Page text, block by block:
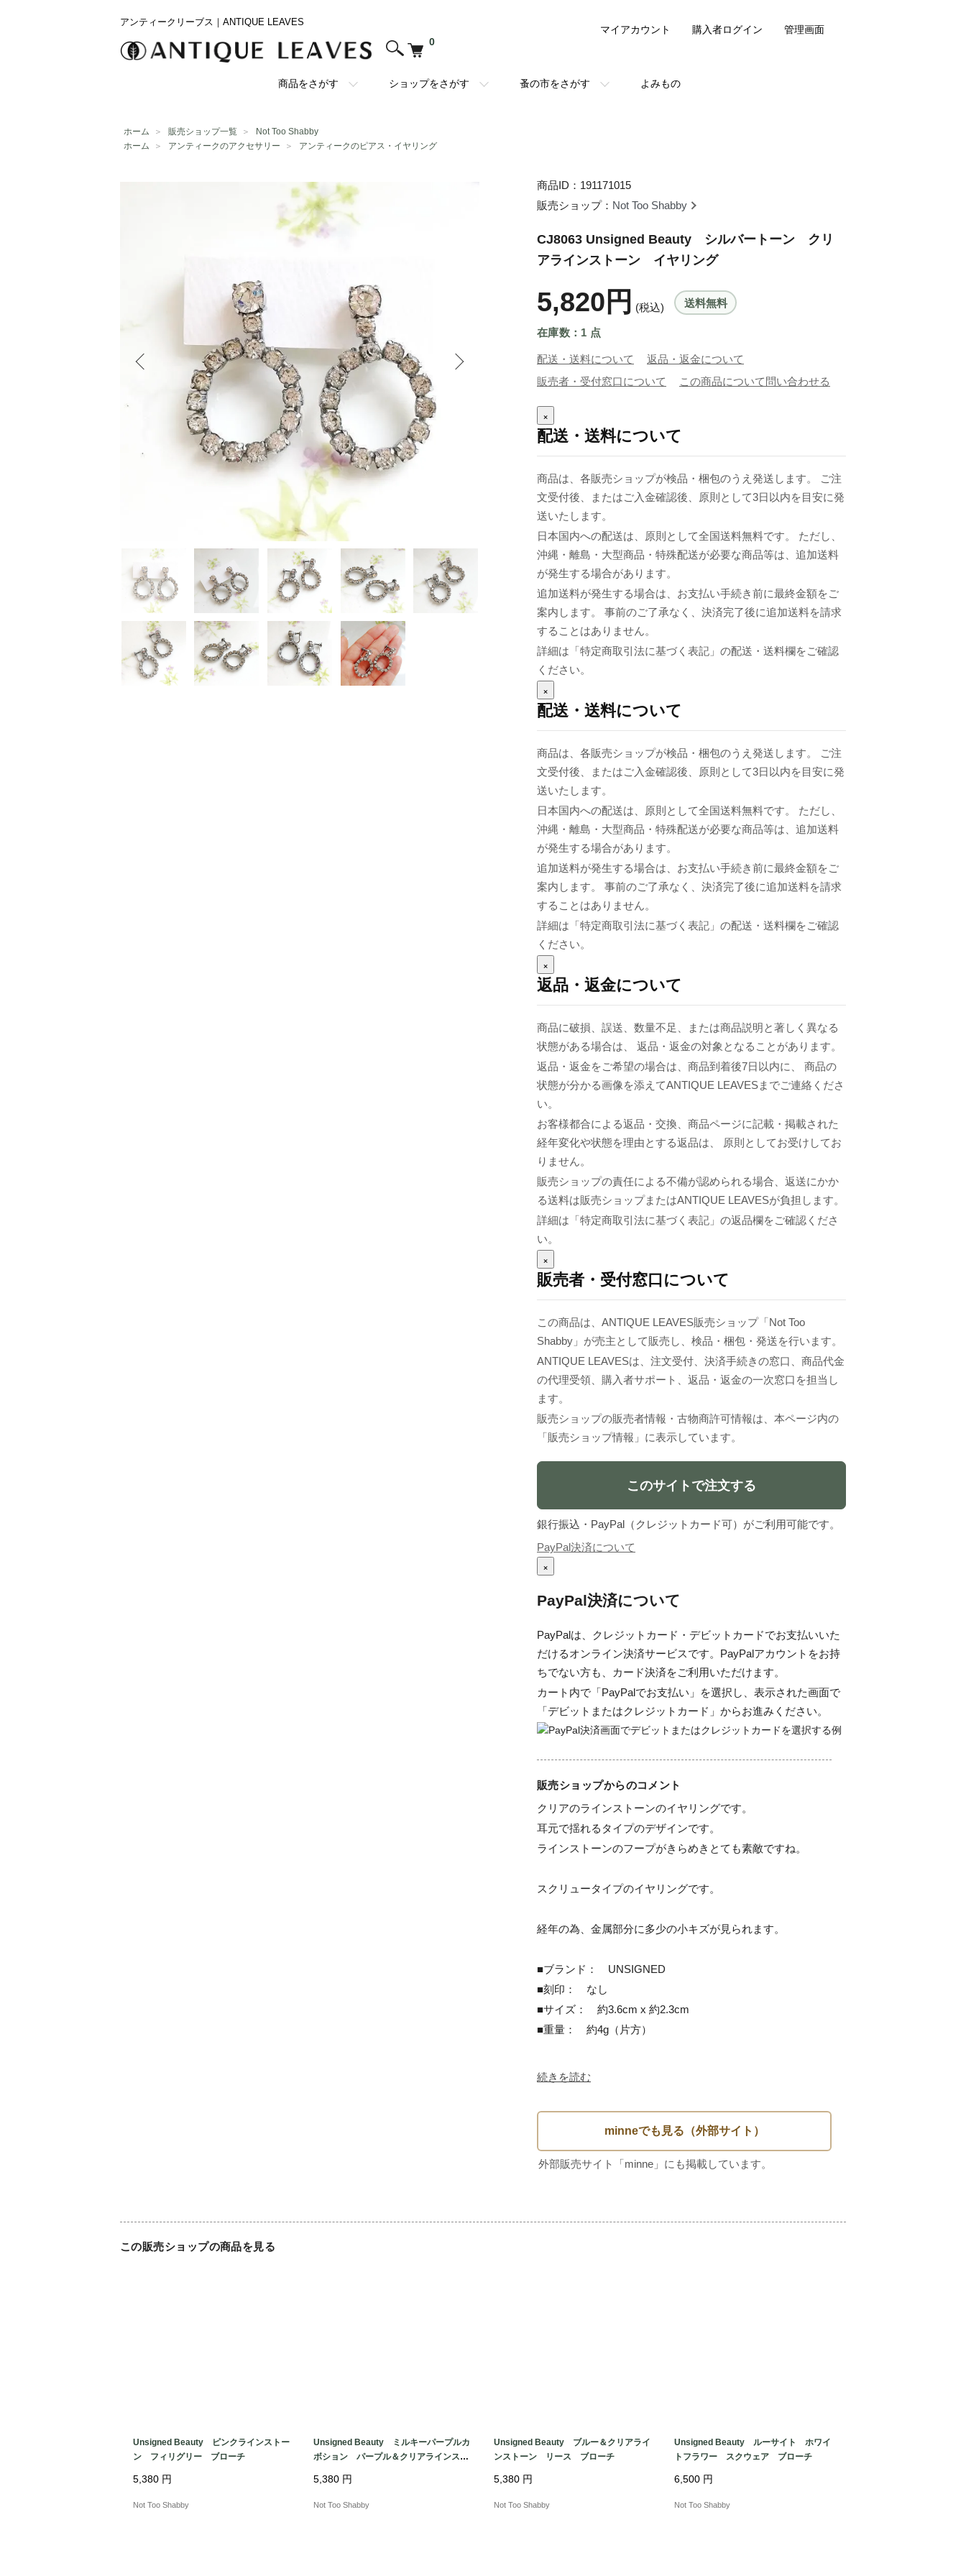
アンティークリーブス｜ANTIQUE LEAVES
0
商品をさがす ショップをさがす 蚤の市をさがす よみもの
マイアカウント 購入者ログイン 管理画面
ホーム ＞ 販売ショップ一覧 ＞
Not Too Shabby
ホーム
＞ アンティークのアクセサリー ＞ アンティークのピアス・イヤリング
商品ID：191171015
販売ショップ： Not Too Shabby
CJ8063 Unsigned Beauty シルバートーン クリ
アラインストーン イヤリング
5,820円 (税込) 送料無料
在庫数：1 点
配送・送料について
返品・返金について
販売者・受付窓口について
この商品について問い合わせる
×
配送・送料について
商品は、各販売ショップが検品・梱包のうえ発送します。 ご注
文受付後、またはご入金確認後、原則として3日以内を目安に発
送いたします。
日本国内への配送は、原則として全国送料無料です。 ただし、
沖縄・離島・大型商品・特殊配送が必要な商品等は、追加送料
が発生する場合があります。
追加送料が発生する場合は、お支払い手続き前に最終金額をご
案内します。 事前のご了承なく、決済完了後に追加送料を請求
することはありません。
詳細は「特定商取引法に基づく表記」の配送・送料欄をご確認
ください。
×
配送・送料について
商品は、各販売ショップが検品・梱包のうえ発送します。 ご注
文受付後、またはご入金確認後、原則として3日以内を目安に発
送いたします。
日本国内への配送は、原則として全国送料無料です。 ただし、
沖縄・離島・大型商品・特殊配送が必要な商品等は、追加送料
が発生する場合があります。
追加送料が発生する場合は、お支払い手続き前に最終金額をご
案内します。 事前のご了承なく、決済完了後に追加送料を請求
することはありません。
詳細は「特定商取引法に基づく表記」の配送・送料欄をご確認
ください。
×
返品・返金について
商品に破損、誤送、数量不足、または商品説明と著しく異なる
状態がある場合は、 返品・返金の対象となることがあります。
返品・返金をご希望の場合は、商品到着後7日以内に、 商品の
状態が分かる画像を添えてANTIQUE LEAVESまでご連絡くださ
い。
お客様都合による返品・交換、商品ページに記載・掲載された
経年変化や状態を理由とする返品は、 原則としてお受けしてお
りません。
販売ショップの責任による不備が認められる場合、返送にかか
る送料は販売ショップまたはANTIQUE LEAVESが負担します。
詳細は「特定商取引法に基づく表記」の返品欄をご確認くださ
い。
×
販売者・受付窓口について
この商品は、ANTIQUE LEAVES販売ショップ「Not Too
Shabby」が売主として販売し、検品・梱包・発送を行います。
ANTIQUE LEAVESは、注文受付、決済手続きの窓口、商品代金
の代理受領、購入者サポート、返品・返金の一次窓口を担当し
ます。
販売ショップの販売者情報・古物商許可情報は、本ページ内の
「販売ショップ情報」に表示しています。
このサイトで注文する
銀行振込・PayPal（クレジットカード可）がご利用可能です。
PayPal決済について
×
PayPal決済について
PayPalは、クレジットカード・デビットカードでお支払いいた
だけるオンライン決済サービスです。PayPalアカウントをお持
ちでない方も、カード決済をご利用いただけます。
カート内で「PayPalでお支払い」を選択し、表示された画面で
「デビットまたはクレジットカード」からお進みください。
販売ショップからのコメント
クリアのラインストーンのイヤリングです。
耳元で揺れるタイプのデザインです。
ラインストーンのフープがきらめきとても素敵ですね。
スクリュータイプのイヤリングです。
経年の為、金属部分に多少の小キズが見られます。
■ブランド：　UNSIGNED
■刻印：　なし
■サイズ：　約3.6cm x 約2.3cm
■重量：　約4g（片方）
続きを読む
この販売ショップの商品を見る
Unsigned Beauty ピンクラインストー
ン フィリグリー ブローチ
5,380 円
Not Too Shabby
Unsigned Beauty ミルキーパープルカ
ボション パープル＆クリアラインスト
5,380 円
Not Too Shabby
Unsigned Beauty ブルー＆クリアライ
ンストーン リース ブローチ
5,380 円
Not Too Shabby
Unsigned Beauty ルーサイト ホワイ
トフラワー スクウェア ブローチ
6,500 円
Not Too Shabby